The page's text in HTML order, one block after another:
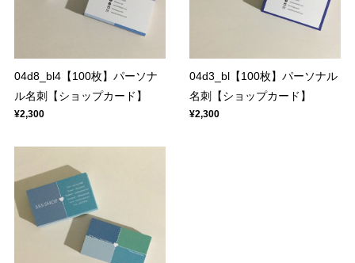
04d8_bl4【100枚】パーソナ
ル名刺【ショップカード】
¥2,300
04d3_bl【100枚】パーソナル
名刺【ショップカード】
¥2,300